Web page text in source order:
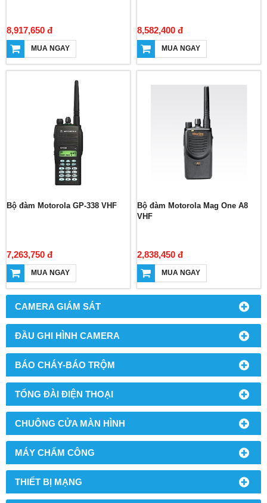
CAMERA GIÁM SÁT
ĐẦU GHI HÌNH CAMERA
BÁO CHÁY-BÁO TRỘM
TỔNG ĐÀI ĐIỆN THOẠI
CHUÔNG CỬA MÀN HÌNH
MÁY CHẤM CÔNG
THIẾT BỊ MẠNG
8,917,650 đ
MUA NGAY
8,582,400 đ
MUA NGAY
Bộ đàm Motorola GP-338 VHF
7,263,750 đ
MUA NGAY
Bộ đàm Motorola Mag One A8
VHF
2,838,450 đ
MUA NGAY